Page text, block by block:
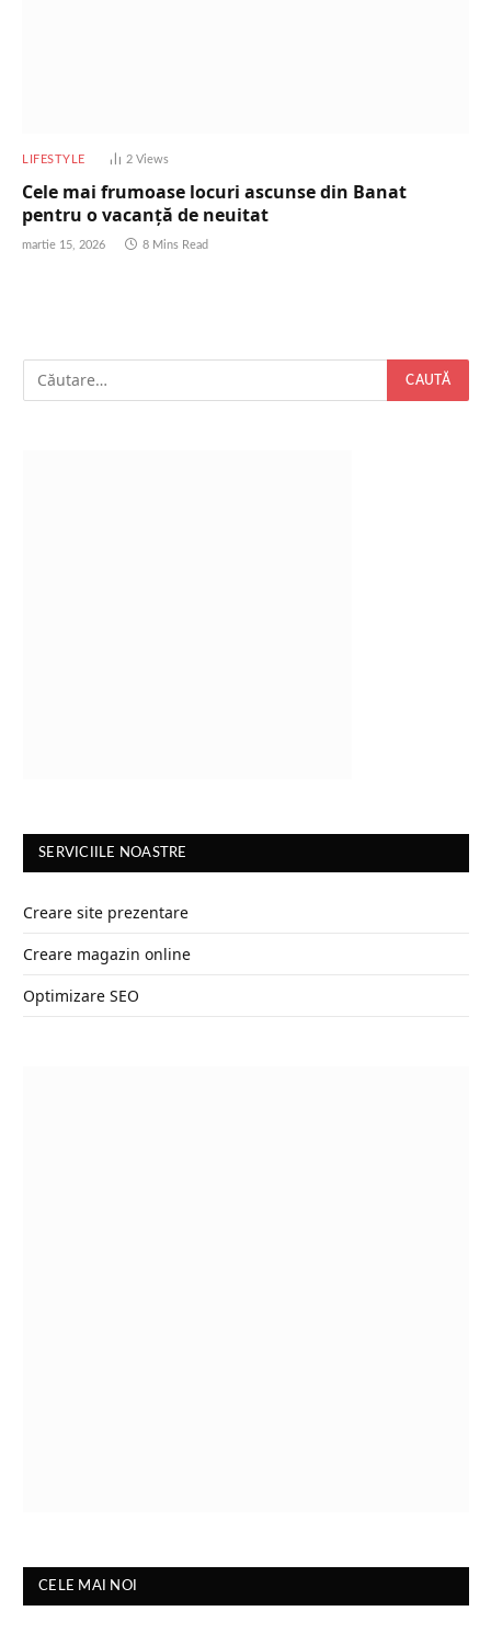
LIFESTYLE 2 Views
Cele mai frumoase locuri ascunse din Banat
pentru o vacanță de neuitat
martie 15, 2026 8 Mins Read
SERVICIILE NOASTRE
Creare site prezentare
Creare magazin online
Optimizare SEO
CELE MAI NOI